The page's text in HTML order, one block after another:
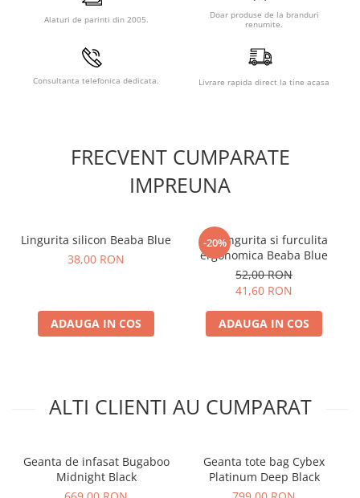
Caracteristici Geanta
Visiniu:
Intotdeauna mainile libere!
Geanta unisex, spatioasa, cu un design la moda.
Buzunare functionale pentru a mentine lucrurile
ordonate.
Poate fi purtata in talie sau pe umar.
Greutate sustinuta: 3 kg.
Intretinere: Curatati cu o carpa umeda si uscati imediat.
Alaturi de parinti din 2005.
Doar produse de la branduri
renumite.
Consultanta telefonica dedicata. Livrare rapida direct la tine acasa
FRECVENT CUMPARATE
IMPREUNA
Lingurita silicon Beaba Blue
38,00 RON
ADAUGA IN COS
-20%
Set lingurita si furculita
ergonomica Beaba Blue
52,00 RON
41,60 RON
ADAUGA IN COS
ALTI CLIENTI AU CUMPARAT
Geanta de infasat Bugaboo
Midnight Black
Geanta tote bag Cybex
Platinum Deep Black